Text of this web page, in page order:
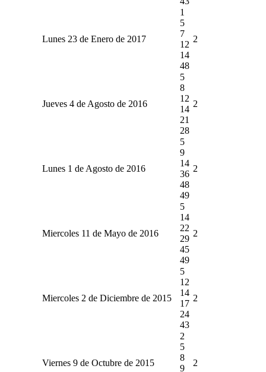
Lunes 23 de Enero de 2017
1
5
7
12
14
48
2
Jueves 4 de Agosto de 2016
5
8
12
14
21
28
2
Lunes 1 de Agosto de 2016
5
9
14
36
48
49
2
Miercoles 11 de Mayo de 2016
5
14
22
29
45
49
2
Miercoles 2 de Diciembre de 2015
5
12
14
17
24
43
2
Viernes 9 de Octubre de 2015
2
5
8
9
2